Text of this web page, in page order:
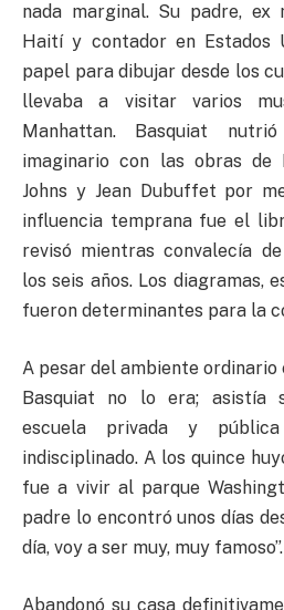
nada marginal. Su padre, ex
Haití y contador en Estados
papel para dibujar desde los
llevaba a visitar varios
Manhattan. Basquiat
imaginario con las obras de
Johns y Jean Dubuffet por
influencia temprana fue el
revisó mientras convalecía
los seis años. Los diagramas,
fueron determinantes para la
A pesar del ambiente ordinario
Basquiat no lo era; asistía
escuela privada y
indisciplinado. A los quince
fue a vivir al parque
padre lo encontró unos días
día, voy a ser muy, muy famoso”.
Abandonó su casa